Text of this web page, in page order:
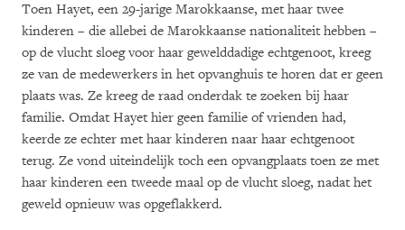
Toen Hayet, een 29-jarige Marokkaanse, met haar twee
kinderen – die allebei de Marokkaanse nationaliteit hebben –
op de vlucht sloeg voor haar gewelddadige echtgenoot, kreeg
ze van de medewerkers in het opvanghuis te horen dat er geen
plaats was. Ze kreeg de raad onderdak te zoeken bij haar
familie. Omdat Hayet hier geen familie of vrienden had,
keerde ze echter met haar kinderen naar haar echtgenoot
terug. Ze vond uiteindelijk toch een opvangplaats toen ze met
haar kinderen een tweede maal op de vlucht sloeg, nadat het
geweld opnieuw was opgeflakkerd.